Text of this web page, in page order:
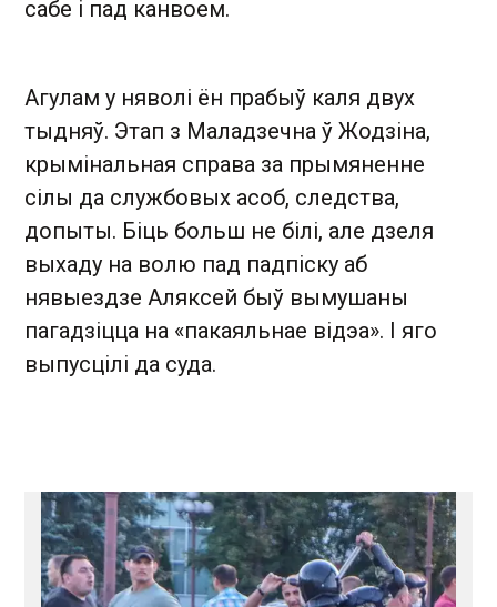
сабе і пад канвоем.
Агулам у няволі ён прабыў каля двух
тыдняў. Этап з Маладзечна ў Жодзіна,
крымінальная справа за прымяненне
сілы да службовых асоб, следства,
допыты. Біць больш не білі, але дзеля
выхаду на волю пад падпіску аб
нявыездзе Аляксей быў вымушаны
пагадзіцца на «пакаяльнае відэа». І яго
выпусцілі да суда.